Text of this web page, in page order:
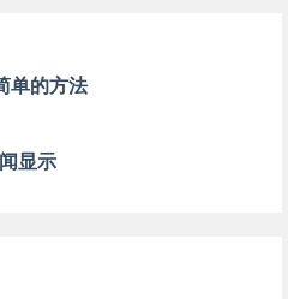
单的方法
显示